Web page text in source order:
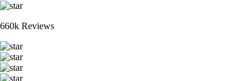
660k Reviews